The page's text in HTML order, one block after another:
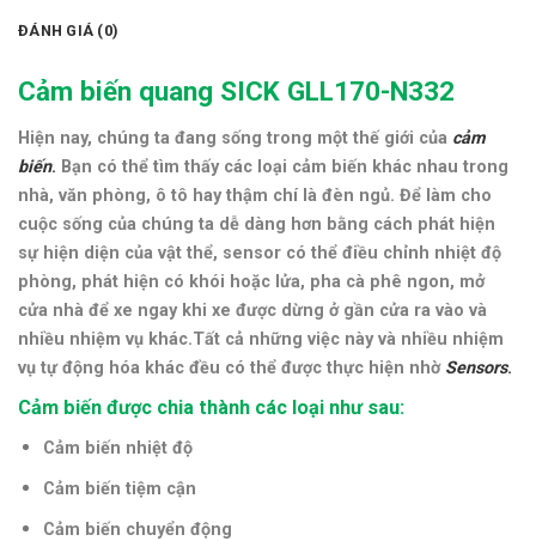
ĐÁNH GIÁ (0)
Cảm biến quang SICK GLL170-N332
Hiện nay, chúng ta đang sống trong một thế giới của cảm
biến. Bạn có thể tìm thấy các loại cảm biến khác nhau trong
nhà, văn phòng, ô tô hay thậm chí là đèn ngủ. Để làm cho
cuộc sống của chúng ta dễ dàng hơn bằng cách phát hiện
sự hiện diện của vật thể, sensor có thể điều chỉnh nhiệt độ
phòng, phát hiện có khói hoặc lửa, pha cà phê ngon, mở
cửa nhà để xe ngay khi xe được dừng ở gần cửa ra vào và
nhiều nhiệm vụ khác.Tất cả những việc này và nhiều nhiệm
vụ tự động hóa khác đều có thể được thực hiện nhờ Sensors.
Cảm biến được chia thành các loại như sau:
Cảm biến nhiệt độ
Cảm biến tiệm cận
Cảm biến chuyển động